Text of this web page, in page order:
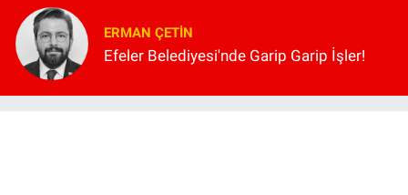
ERMAN ÇETIN
Efeler Belediyesi'nde Garip Garip İşler!